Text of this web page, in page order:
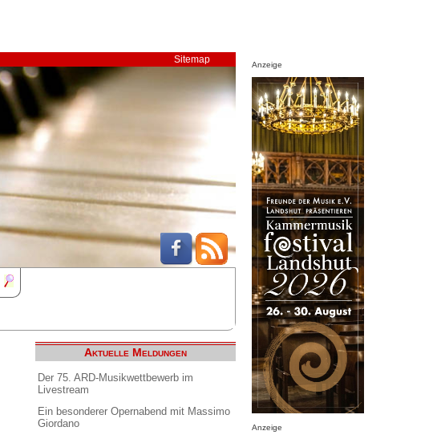
Sitemap
Aktuelle Meldungen
Der 75. ARD-Musikwettbewerb im
Livestream
Ein besonderer Opernabend mit Massimo
Giordano
Anzeige
Anzeige